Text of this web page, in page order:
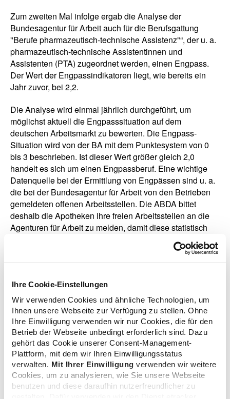
Ihre Cookie-Einstellungen
Wir verwenden Cookies und ähnliche Technologien, um
Ihnen unsere Webseite zur Verfügung zu stellen. Ohne
Ihre Einwilligung verwenden wir nur Cookies, die für den
Betrieb der Webseite unbedingt erforderlich sind. Dazu
gehört das Cookie unserer Consent-Management-
Plattform, mit dem wir Ihren Einwilligungsstatus
verwalten. Mit Ihrer Einwilligung verwenden wir weitere
Cookies, um zu analysieren, wie Sie unsere Webseite
benutzen und diese daraufhin nutzerfreundlicher zu
Zum zweiten Mal infolge ergab die Analyse der
Bundesagentur für Arbeit auch für die Berufsgattung
"Berufe pharmazeutisch-technische Assistenz"“, der u. a.
pharmazeutisch-technische Assistentinnen und
Assistenten (PTA) zugeordnet werden, einen Engpass.
Der Wert der Engpassindikatoren liegt, wie bereits ein
Jahr zuvor, bei 2,2.
Die Analyse wird einmal jährlich durchgeführt, um
möglichst aktuell die Engpasssituation auf dem
deutschen Arbeitsmarkt zu bewerten. Die Engpass-
Situation wird von der BA mit dem Punktesystem von 0
bis 3 beschrieben. Ist dieser Wert größer gleich 2,0
handelt es sich um einen Engpassberuf. Eine wichtige
Datenquelle bei der Ermittlung von Engpässen sind u. a.
die bei der Bundesagentur für Arbeit von den Betrieben
gemeldeten offenen Arbeitsstellen. Die ABDA bittet
deshalb die Apotheken ihre freien Arbeitsstellen an die
Agenturen für Arbeit zu melden, damit diese statistisch
Zusatzinformationen
Verwandte Nachrichten